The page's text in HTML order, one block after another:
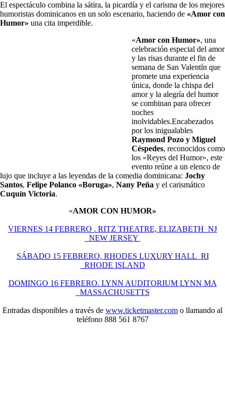
El espectáculo combina la sátira, la picardía y el carisma de los mejores
humoristas dominicanos en un solo escenario, haciendo de «Amor con
Humor» una cita imperdible.
«Amor con Humor», una
celebración especial del amor
y las risas durante el fin de
semana de San Valentín que
promete una experiencia
única, donde la chispa del
amor y la alegría del humor
se combinan para ofrecer
noches
inolvidables.Encabezados
por los inigualables
Raymond Pozo y Miguel
Céspedes, reconocidos como
los «Reyes del Humor», este
evento reúne a un elenco de
lujo que incluye a las leyendas de la comedia dominicana: Jochy
Santos, Felipe Polanco «Boruga», Nany Peña y el carismático
Cuquín Victoria.
«AMOR CON HUMOR»
VIERNES 14 FEBRERO . RITZ THEATRE, ELIZABETH NJ
NEW JERSEY
SÁBADO 15 FEBRERO, RHODES LUXURY HALL RI
RHODE ISLAND
DOMINGO 16 FEBRERO. LYNN AUDITORIUM LYNN MA
MASSACHUSETTS
Entradas disponibles a través de www.ticketmaster.com o llamando al
teléfono 888 561 8767